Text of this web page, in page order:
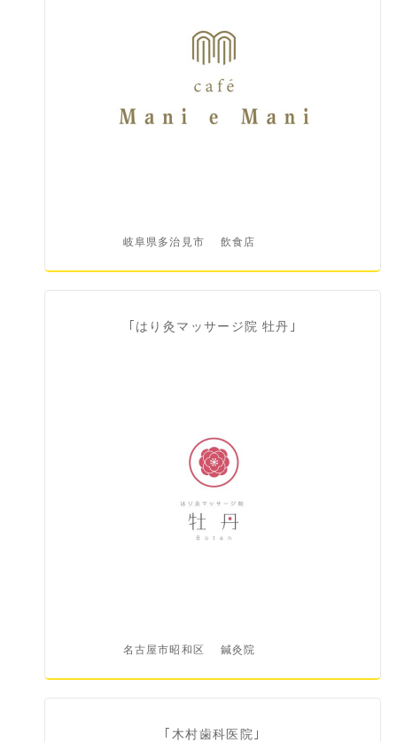
岐阜県多治見市 飲食店
｢はり灸マッサージ院 牡丹｣
名古屋市昭和区 鍼灸院
｢木村歯科医院｣